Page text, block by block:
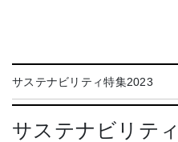
サステナビリティ特集2023
サステナビリテ